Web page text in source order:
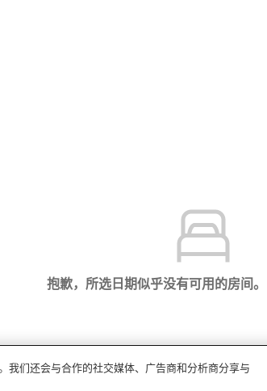
抱歉，所选日期似乎没有可用的房间。
我们还会与合作的社交媒体、广告商和分析商分享与